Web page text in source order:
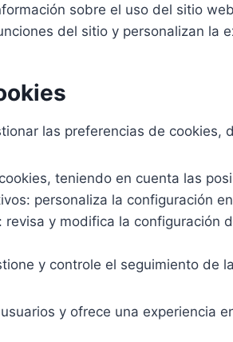
sobre el uso del sitio
del sitio y personalizan la
las preferencias de
teniendo en cuenta las
personaliza la configuración
y modifica la
y controle el seguimiento de
y ofrece una experiencia